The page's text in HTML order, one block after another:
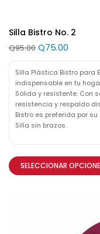
Silla Bistro No. 2
Q95.00 Q75.00
Silla Plástica Bistro para
indispensable en tu
Sólida y resistente. Con
resistencia y respaldo
Bistro es preferida por
Silla sin brazos.
SELECCIONAR